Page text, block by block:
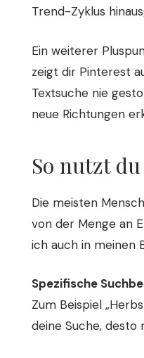
Trend-Zyklus
Ein weiterer
zeigt dir Pinterest
Textsuche nie
neue Richtungen
So nutzt
Die meisten
von der Menge an
ich auch in meinen
Spezifische
Zum Beispiel
deine Suche, desto